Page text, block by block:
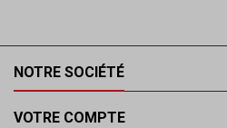
NOTRE SOCIÉTÉ
VOTRE COMPTE